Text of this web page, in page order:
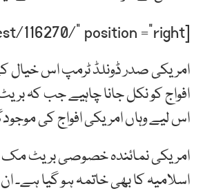
[post-relate link=”https://humnews.pk//latest/116270/” position =”right”]
امریکی صدر ڈونلڈ ٹرمپ اس
افواج کو نکل جانا چاہیے جب کہ
اس لیے وہاں امریکی افواج کی
امریکی نمائندہ خصوصی بریٹ
اسلامیہ کا بھی خاتمہ ہو گیا